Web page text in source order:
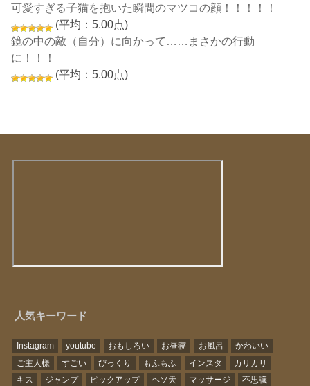
可愛すぎる子猫を抱いた瞬間のマツコの顔！！！！！
(平均：5.00点)
鏡の中の敵（自分）に向かって……まさかの行動
に！！！
(平均：5.00点)
人気キーワード
Instagram youtube おもしろい お昼寝 お風呂
かわいい
ご主人様
すごい びっくり もふもふ インスタ
カリカリ
キス
ジャンプ ピックアップ ヘソ天 マッサージ
不思議